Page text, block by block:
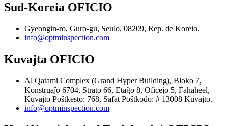
Sud-Koreia OFICIO
Gyeongin-ro, Guro-gu, Seulo, 08209, Rep. de Koreio.
info@optminspection.com
Kuvajta OFICIO
Al Qatami Complex (Grand Hyper Building), Bloko 7,
Konstruaĵo 6704, Strato 66, Etaĝo 8, Oficejo 5, Fahaheel,
Kuvajto Poŝtkesto: 768, Safat Poŝtkodo: # 13008 Kuvajto.
info@optminspection.com